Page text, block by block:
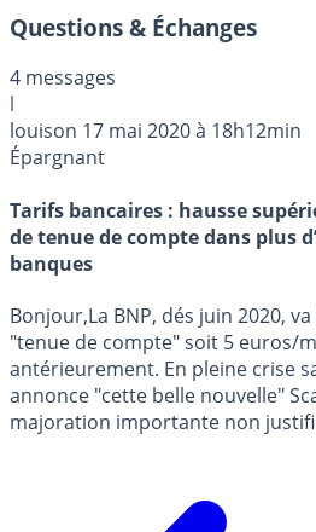
Questions & Échanges
4 messages
l
louison 17 mai 2020 à 18h12min
Épargnant
Tarifs bancaires : hausse
de tenue de compte dans plus
banques
Bonjour,La BNP, dés juin 2020,
"tenue de compte" soit 5 euros/
antérieurement. En pleine crise
annonce "cette belle nouvelle"
majoration importante non